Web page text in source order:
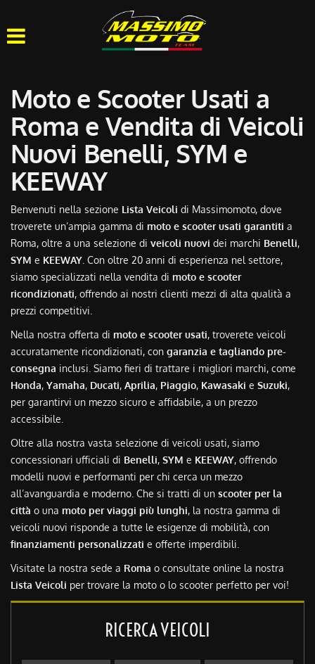
LISTA VEICOLI
OFFICINA
ACQUISTIAMO USATO
ASSISTENZA
Moto e Scooter Usati a
Roma e Vendita di Veicoli
Nuovi Benelli, SYM e
KEEWAY
Benvenuti nella sezione Lista Veicoli di Massimomoto, dove
troverete un’ampia gamma di moto e scooter usati garantiti a
Roma, oltre a una selezione di veicoli nuovi dei marchi Benelli,
SYM e KEEWAY . Con oltre 20 anni di esperienza nel settore,
siamo specializzati nella vendita di moto e scooter
ricondizionati, offrendo ai nostri clienti mezzi di alta qualità a
prezzi competitivi.
Nella nostra offerta di moto e scooter usati, troverete veicoli
accuratamente ricondizionati, con garanzia e tagliando pre-
consegna inclusi. Siamo fieri di trattare i migliori marchi, come
Honda, Yamaha, Ducati, Aprilia, Piaggio, Kawasaki e Suzuki,
per garantirvi un mezzo sicuro e affidabile, a un prezzo
accessibile.
Oltre alla nostra vasta selezione di veicoli usati, siamo
concessionari ufficiali di Benelli, SYM e KEEWAY, offrendo
modelli nuovi e performanti per chi cerca un mezzo
all’avanguardia e moderno. Che si tratti di un scooter per la
città o una moto per viaggi più lunghi, la nostra gamma di
veicoli nuovi risponde a tutte le esigenze di mobilità, con
finanziamenti personalizzati e offerte imperdibili.
Visitate la nostra sede a Roma o consultate online la nostra
Lista Veicoli per trovare la moto o lo scooter perfetto per voi!
RICERCA VEICOLI